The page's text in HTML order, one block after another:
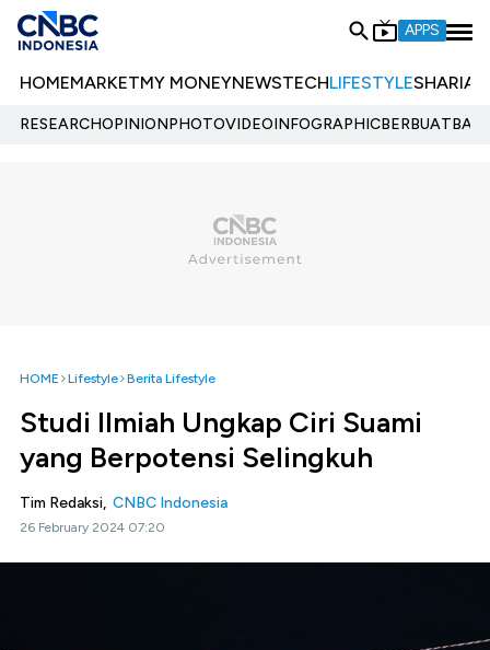
APPS
HOMEMARKETMY MONEYNEWSTECHLIFESTYLESHARIA
RESEARCHOPINIONPHOTOVIDEOINFOGRAPHIC
HOME Lifestyle Berita Lifestyle
Studi Ilmiah Ungkap Ciri Suami
yang Berpotensi Selingkuh
Tim Redaksi, CNBC Indonesia
26 February 2024 07:20